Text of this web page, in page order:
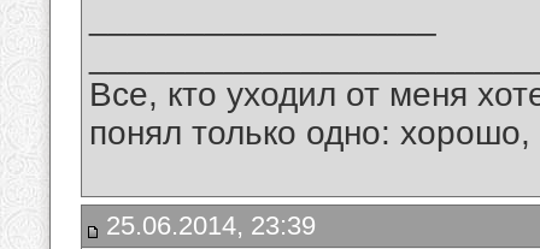
Все, кто уходил от меня
понял только одно:
25.06.2014, 23:39